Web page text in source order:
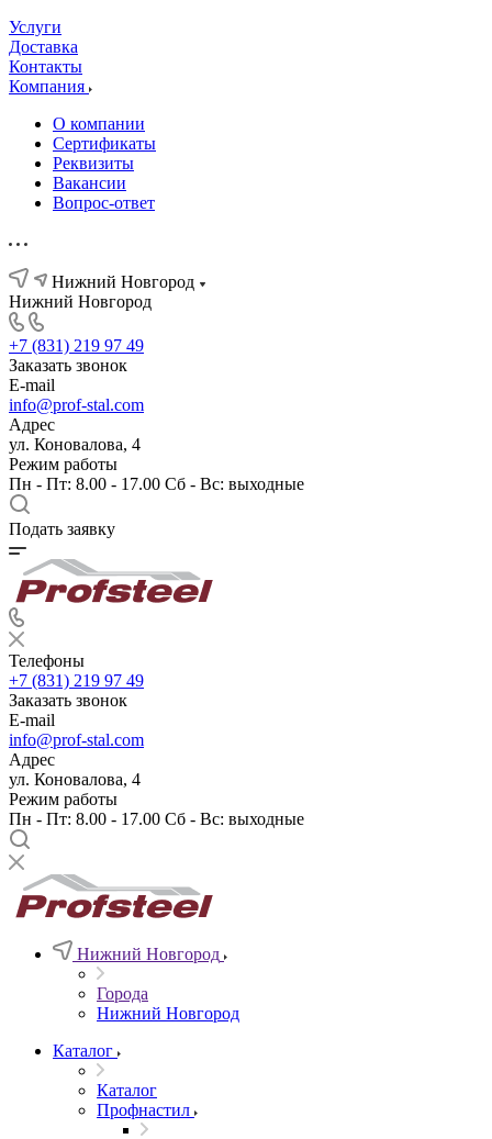
Услуги
Доставка
Контакты
Компания
О компании
Сертификаты
Реквизиты
Вакансии
Вопрос-ответ
Нижний Новгород
Нижний Новгород
+7 (831) 219 97 49
Заказать звонок
E-mail
info@prof-stal.com
Адрес
ул. Коновалова, 4
Режим работы
Пн - Пт: 8.00 - 17.00 Сб - Вс: выходные
Подать заявку
Телефоны
+7 (831) 219 97 49
Заказать звонок
E-mail
info@prof-stal.com
Адрес
ул. Коновалова, 4
Режим работы
Пн - Пт: 8.00 - 17.00 Сб - Вс: выходные
Нижний Новгород
Города
Нижний Новгород
Каталог
Каталог
Профнастил